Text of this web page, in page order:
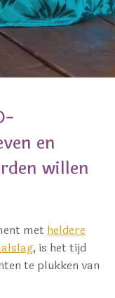
en
willen
met heldere
, is het tijd
te plukken van